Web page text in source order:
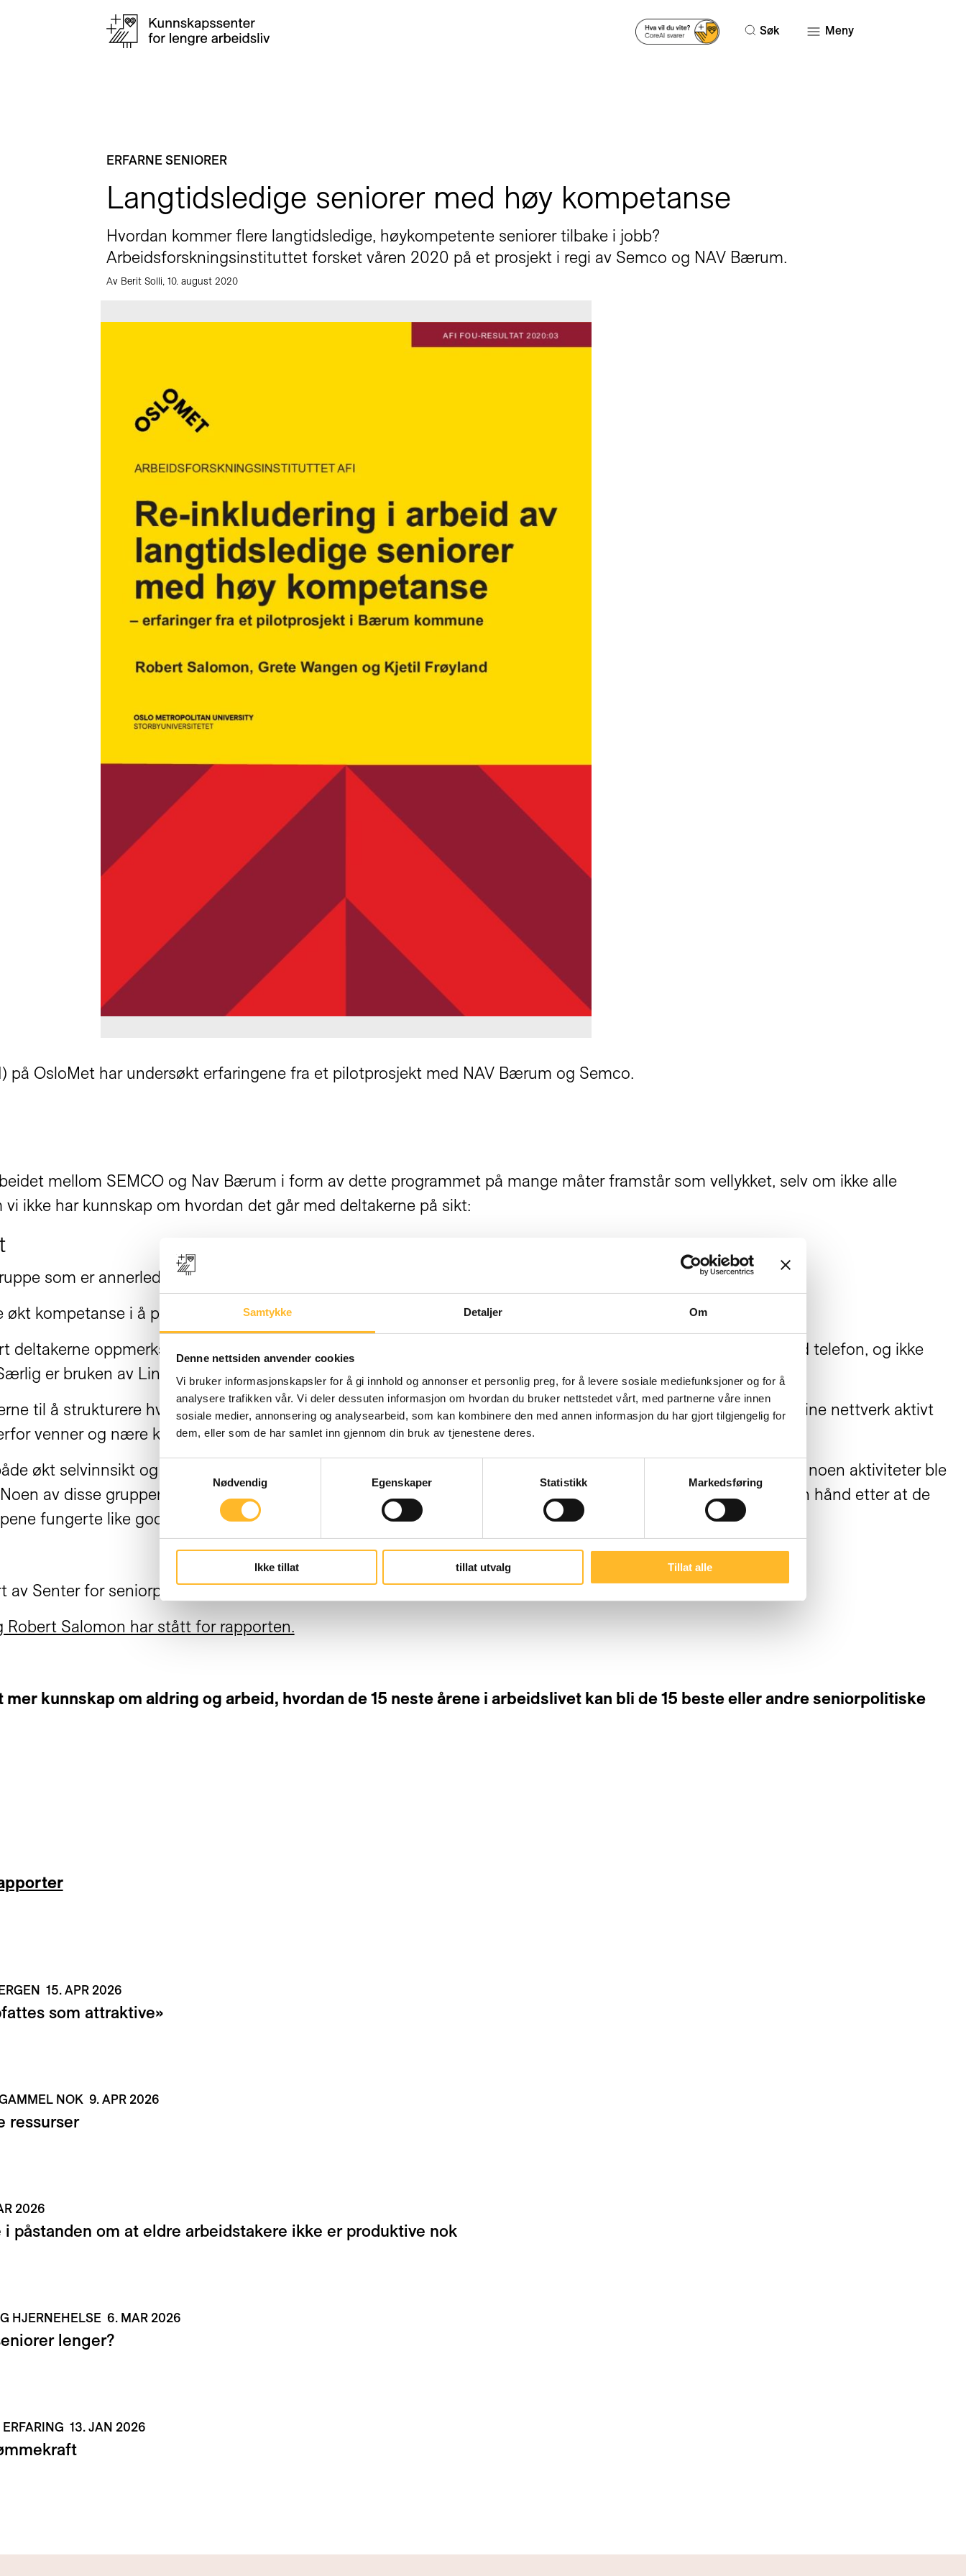
Samtykke Detaljer Om
Denne nettsiden anvender cookies
Vi bruker informasjonskapsler for å gi innhold og annonser et personlig preg, for å levere sosiale mediefunksjoner og for å
analysere trafikken vår. Vi deler dessuten informasjon om hvordan du bruker nettstedet vårt, med partnerne våre innen
sosiale medier, annonsering og analysearbeid, som kan kombinere den med annen informasjon du har gjort tilgjengelig for
dem, eller som de har samlet inn gjennom din bruk av tjenestene deres.
Nødvendig
Egenskaper Statistikk Markedsføring
Ikke tillat tillat utvalg Tillat alle
Søk Meny
ERFARNE SENIORER
Langtidsledige seniorer med høy kompetanse
Hvordan kommer flere langtidsledige, høykompetente seniorer tilbake i jobb?
Arbeidsforskningsinstituttet forsket våren 2020 på et prosjekt i regi av Semco og NAV Bærum.
Av Berit Solli, 10. august 2020
OsloMet har undersøkt erfaringene fra et pilotprosjekt med NAV Bærum og Semco.
mellom SEMCO og Nav Bærum i form av dette programmet på mange måter framstår som vellykket, selv om ikke alle
ikke har kunnskap om hvordan det går med deltakerne på sikt:
som er annerledes enn målgruppen i mange av tiltakene Nav ellers tilbyr.
kompetanse i å presentere seg selv, utarbeide egne CVer, og å skrive søknader.
deltakerne oppmerksomme på betydningen av å bruke sine nettverk både gjennom direkte personkontakt, ved telefon, og ikke
er bruken av LinkedIn fremhevet som viktig.
til å strukturere hverdagen og å organisere den som en vanlig arbeidshverdag. Deltakerne har lært å bruke sine nettverk aktivt
venner og nære kontakter.
økt selvinnsikt og selvtillit. Det å møte andre i samme situasjon oppleves som en viktig styrke og støtte. For noen aktiviteter ble
av disse gruppene fungerte svært godt med stor gjensidig støtte. Deltakerne har hatt noe kontakt på egen hånd etter at de
fungerte like godt for alle.
av Senter for seniorpolitikk.
Salomon har stått for rapporten.
kunnskap om aldring og arbeid, hvordan de 15 neste årene i arbeidslivet kan bli de 15 beste eller andre seniorpolitiske
15. APR 2026
som attraktive»
NOK 9. APR 2026
ressurser
2026
påstanden om at eldre arbeidstakere ikke er produktive nok
HJERNEHELSE 6. MAR 2026
lenger?
13. JAN 2026